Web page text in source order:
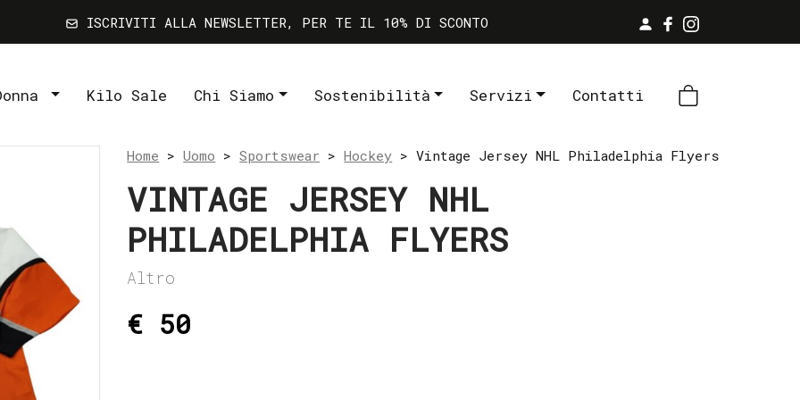
ISCRIVITI ALLA NEWSLETTER, PER TE IL 10% DI SCONTO
Kilo Sale Chi Siamo Sostenibilità Servizi Contatti
Home >Uomo >Sportswear >Hockey > Vintage Jersey NHL Philadelphia Flyers
VINTAGE JERSEY NHL
PHILADELPHIA FLYERS
Altro
€ 50